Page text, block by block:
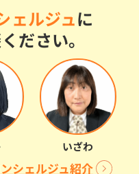
いざわ
ェルジュに
ださい。
シェルジュ紹介